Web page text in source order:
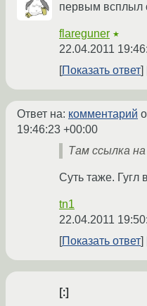
первым всплыл
flareguner ★
22.04.2011
Показать ответ
Ответ на: комментарий
19:46:23 +00:00
Там ссылка
Суть таже. Гугл
tn1
22.04.2011
Показать ответ
[:]